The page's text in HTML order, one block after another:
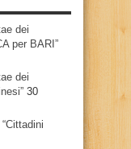
dei
per BARI”
dei
30